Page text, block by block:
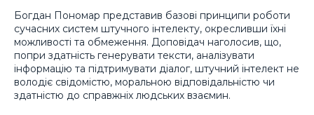
Богдан Пономар представив базові принципи роботи
сучасних систем штучного інтелекту, окресливши їхні
можливості та обмеження. Доповідач наголосив, що,
попри здатність генерувати тексти, аналізувати
інформацію та підтримувати діалог, штучний інтелект не
володіє свідомістю, моральною відповідальністю чи
здатністю до справжніх людських взаємин.